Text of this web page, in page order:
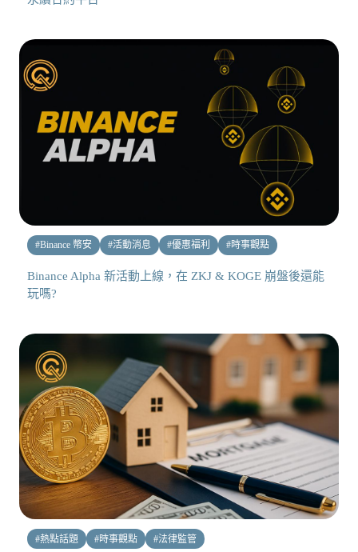
#Binance 幣安 #活動消息 #優惠福利 #時事觀點
Binance Alpha 新活動上線，在 ZKJ & KOGE 崩盤後還能
玩嗎?
#熱點話題 #時事觀點 #法律監管